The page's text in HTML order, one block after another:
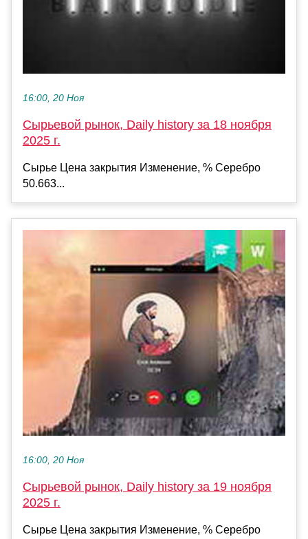
16:00, 20 Ноя
Сырьевой рынок, Daily history за 18 ноября
2025 г.
Сырье Цена закрытия Изменение, % Серебро
50.663...
16:00, 20 Ноя
Сырьевой рынок, Daily history за 19 ноября
2025 г.
Сырье Цена закрытия Изменение, % Серебро